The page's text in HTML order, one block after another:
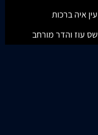
עין איה ברכות
שס עוז והדר מורחב